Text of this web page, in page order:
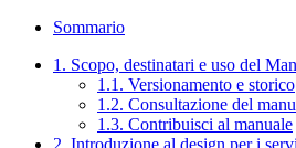
Sommario
1. Scopo, destinatari e uso del
1.1. Versionamento e storico
1.2. Consultazione del
1.3. Contribuisci al manuale
2. Introduzione al design per i